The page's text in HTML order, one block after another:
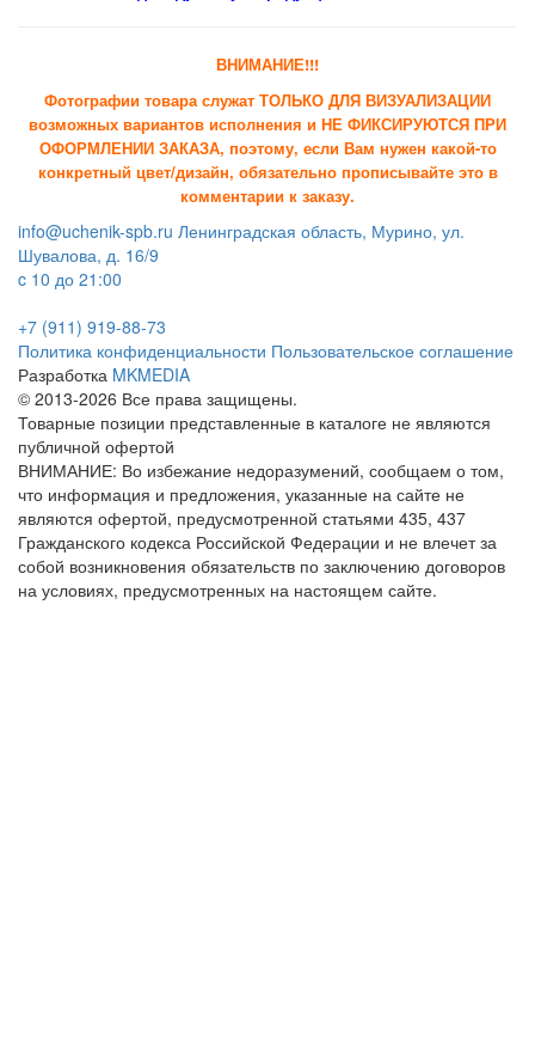
ВНИМАНИЕ!!!
Фотографии товара служат ТОЛЬКО ДЛЯ ВИЗУАЛИЗАЦИИ
возможных вариантов исполнения и НЕ ФИКСИРУЮТСЯ ПРИ
ОФОРМЛЕНИИ ЗАКАЗА, поэтому, если Вам нужен какой-то
конкретный цвет/дизайн, обязательно прописывайте это в
комментарии к заказу.
info@uchenik-spb.ru Ленинградская область, Мурино, ул.
Шувалова, д. 16/9
c 10 до 21:00
+7 (911) 919-88-73
Политика конфиденциальности Пользовательское соглашение
Разработка MKMEDIA
© 2013-2026 Все права защищены.
Товарные позиции представленные в каталоге не являются
публичной офертой
ВНИМАНИЕ: Во избежание недоразумений, сообщаем о том,
что информация и предложения, указанные на сайте не
являются офертой, предусмотренной статьями 435, 437
Гражданского кодекса Российской Федерации и не влечет за
собой возникновения обязательств по заключению договоров
на условиях, предусмотренных на настоящем сайте.